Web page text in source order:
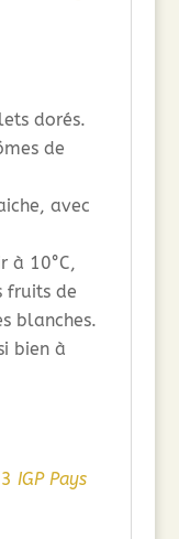
dorés.
de
avec
à 10°C,
fruits de
blanches.
bien à
IGP Pays